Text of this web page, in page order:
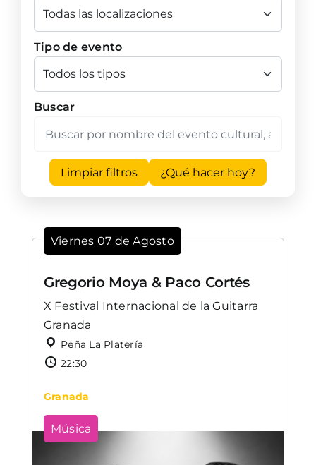
Tipo de evento
Buscar
Limpiar filtros ¿Qué hacer hoy?
Viernes 07 de Agosto
Gregorio Moya & Paco Cortés
X Festival Internacional de la Guitarra
Granada
Peña La Platería
22:30
Granada
Música